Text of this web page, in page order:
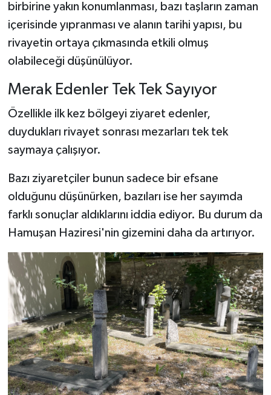
birbirine yakın konumlanması, bazı taşların zaman
içerisinde yıpranması ve alanın tarihi yapısı, bu
rivayetin ortaya çıkmasında etkili olmuş
olabileceği düşünülüyor.
Merak Edenler Tek Tek Sayıyor
Özellikle ilk kez bölgeyi ziyaret edenler,
duydukları rivayet sonrası mezarları tek tek
saymaya çalışıyor.
Bazı ziyaretçiler bunun sadece bir efsane
olduğunu düşünürken, bazıları ise her sayımda
farklı sonuçlar aldıklarını iddia ediyor. Bu durum da
Hamuşan Haziresi'nin gizemini daha da artırıyor.